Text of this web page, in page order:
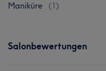
Maniküre (1)
Salonbewertungen